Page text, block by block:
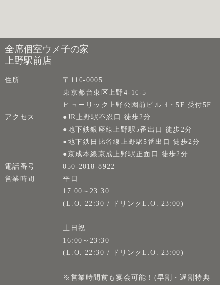
全席個室ウメ子の家
上野駅前店
住所
〒110-0005
東京都台東区上野4-10-5
ヒューリック上野公園前ビル 4・5F 受付5F
アクセス
●JR上野駅不忍口 徒歩2分
●地下鉄銀座線上野駅5番出口 徒歩2分
●地下鉄日比谷線上野駅5番出口 徒歩2分
●京成本線京成上野駅正面口 徒歩2分
電話番号
050-2018-8922
営業時間
平日
17:00～23:30
(L.O. 22:30 / ドリンクL.O. 23:00)
土日祝
16:00～23:30
(L.O. 22:30 / ドリンクL.O. 23:00)
※営業時間前も宴会可能！(早割・遅割特典